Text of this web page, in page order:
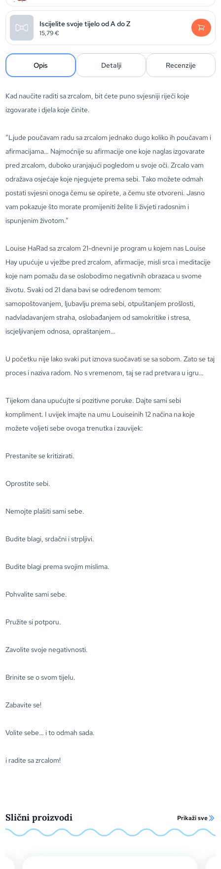
Iscijelite svoje tijelo od A do Z
15,79€
Opis Detalji Recenzije
Kad naučite raditi sa zrcalom, bit ćete puno svjesniji riječi koje
izgovarate i djela koje činite.
“Ljude poučavam radu sa zrcalom jednako dugo koliko ih poučavam i
afirmacijama… Najmoćnije su afirmacije one koje naglas izgovarate
pred zrcalom, duboko uranjajući pogledom u svoje oči. Zrcalo vam
odražava osjećaje koje njegujete prema sebi. Tako možete odmah
postati svjesni onoga čemu se opirete, a čemu ste otvoreni. Jasno
vam pokazuje što morate promijeniti želite li živjeti radosnim i
ispunjenim životom.”
Louise HaRad sa zrcalom 21-dnevni je program u kojem nas Louise
Hay upućuje u vježbe pred zrcalom, afirmacije, misli srca i meditacije
koje nam pomažu da se oslobodimo negativnih obrazaca u svome
životu. Svaki od 21 dana bavi se određenom temom:
samopoštovanjem, ljubavlju prema sebi, otpuštanjem prošlosti,
nadvladavanjem straha, oslobađanjem od samokritike i stresa,
iscjeljivanjem odnosa, opraštanjem…
U početku nije lako svaki put iznova suočavati se sa sobom. Zato se taj
proces i naziva radom. No s vremenom, taj se rad pretvara u igru…
Tijekom dana upućujte si pozitivne poruke. Dajte sami sebi
kompliment. I uvijek imajte na umu Louiseinih 12 načina na koje
možete voljeti sebe ovoga trenutka i zauvijek:
Prestanite se kritizirati.
Oprostite sebi.
Nemojte plašiti sami sebe.
Budite blagi, srdačni i strpljivi.
Budite blagi prema svojim mislima.
Pohvalite sami sebe.
Pružite si potporu.
Zavolite svoje negativnosti.
Brinite se o svom tijelu.
Zabavite se!
Volite sebe… i to odmah sada.
i radite sa zrcalom!
Slični proizvodi Prikaži sve